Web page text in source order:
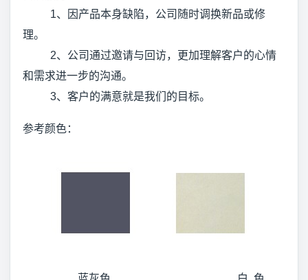
1、因产品本身缺陷，公司随时调换新品或修
理。
2、公司通过邀请与回访，更加理解客户的心情
和需求进一步的沟通。
3、客户的满意就是我们的目标。
参考颜色：